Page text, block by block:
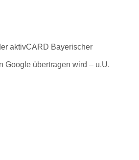
aktivCARD Bayerischer
Google übertragen wird – u.U.